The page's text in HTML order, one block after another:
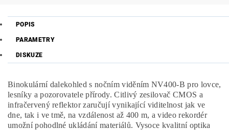
POPIS
PARAMETRY
DISKUZE
Binokulární dalekohled s nočním viděním NV400-B pro lovce,
lesníky a pozorovatele přírody. Citlivý zesilovač CMOS a
infračervený reflektor zaručují vynikající viditelnost jak ve
dne, tak i ve tmě, na vzdálenost až 400 m, a video rekordér
umožní pohodlné ukládání materiálů. Vysoce kvalitní optika